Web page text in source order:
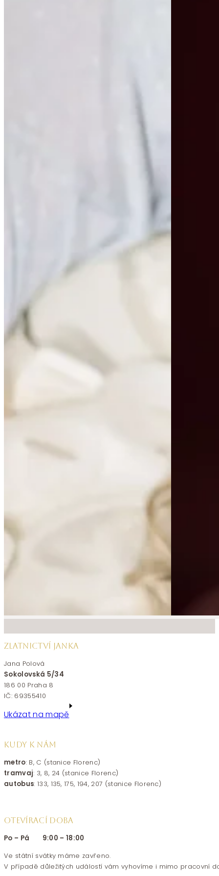
ZLATNICTVÍ JANKA
Jana Polová
Sokolovská 5/34
186 00 Praha 8
IČ: 69355410
Ukázat na mapě
KUDY K NÁM
metro: B, C (stanice Florenc)
tramvaj: 3, 8, 24 (stanice Florenc)
autobus: 133, 135, 175, 194, 207 (stanice Florenc)
OTEVÍRACÍ DOBA
Po – Pá 9:00 – 18:00
Ve státní svátky máme zavřeno.
V případě důležitých událostí vám vyhovíme i mimo pracovní